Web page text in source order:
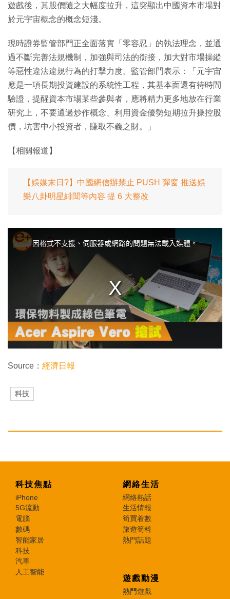
遊戲後，其股價隨之大幅度拉升，這突顯出中國資本市場對
於元宇宙概念的概念短淺。
現時證券監管部門正全面落實「零容忍」的執法理念，並通
過不斷完善法規機制，加強與司法的銜接，加大對市場操縱
等惡性違法違規行為的打擊力度。監管部門表示：「元宇宙
應是一項長期投資建設的系統性工程，其基本面還有待時間
驗證，提醒資本市場某些參與者，應將精力更多地放在行業
研究上，不要通過炒作概念、利用資金優勢短期拉升操控股
價，坑害中小投資者，賺取不義之財。」
【相關報道】
【娛媒末日?】中國網信辦禁止 PUSH 彈窗 推送娛
樂八卦明星緋聞等內容 提 6 大整改
.
因格式不支援、伺服器或網路的問題無法載入媒體。
Source： 經濟日報
科技
科技焦點
iPhone
5G流動
電腦
數碼
智能家居
科技
汽車
人工智能
網絡生活
網絡熱話
生活情報
筍買着數
旅遊筍料
熱門話題
遊戲動漫
熱門遊戲